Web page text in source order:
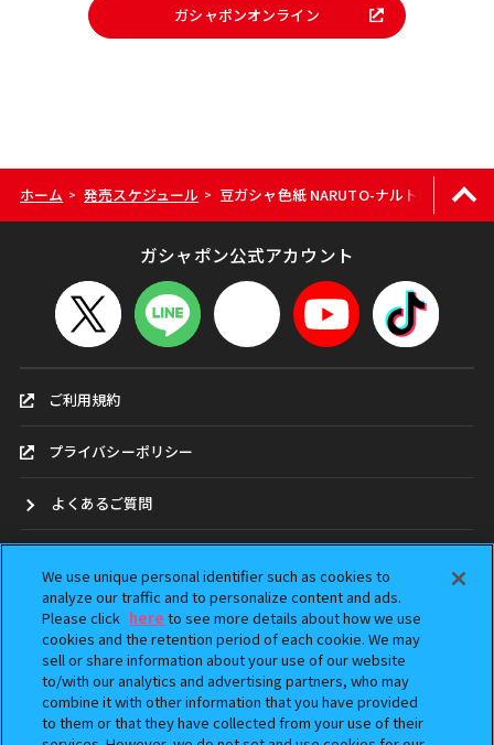
ガシャポンオンライン
ホーム > 発売スケジュール > 豆ガシャ色紙 NARUTO-ナルト- 疾風伝
ガシャポン公式アカウント
ご利用規約
プライバシーポリシー
よくあるご質問
ガシャポンどこ？
アンケート
ウェブアクセシビリティ方針
We use unique personal identifier such as cookies to
analyze our traffic and to personalize content and ads.
Please click here to see more details about how we use
cookies and the retention period of each cookie. We may
sell or share information about your use of our website
to/with our analytics and advertising partners, who may
combine it with other information that you have provided
to them or that they have collected from your use of their